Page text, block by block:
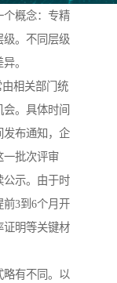
个概念：专精
。不同层级
。
相关部门统
。具体时间
发布通知，企
一批次评审
公示。由于时
3到6个月开
证明等关键材
略有不同。以